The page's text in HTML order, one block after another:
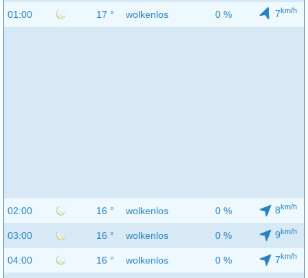
01:00 17 ° wolkenlos 0 % 7km/h
02:00 16 ° wolkenlos 0 % 8km/h
03:00 16 ° wolkenlos 0 % 9km/h
04:00 16 ° wolkenlos 0 % 7km/h